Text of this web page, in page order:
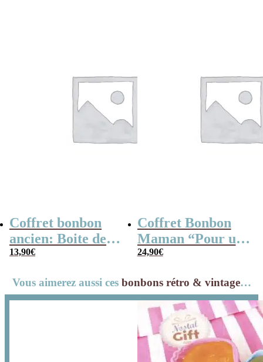
Coffret bonbon
ancien: Boite de
conserve remplie
la meilleure
maman”
13,90€
Coffret Bonbon
Maman “Pour une
maman en or” :
rétro des années
80
24,90€
Vous aimerez aussi ces bonbons rétro & vintage…